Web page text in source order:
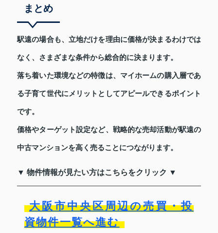
まとめ
駅遠の場合も、立地だけを理由に価格が決まるわけでは
なく、さまざまな条件から総合的に決まります。
落ち着いた環境などの特徴は、マイホームの購入層であ
る子育て世代にメリットとしてアピールできるポイント
です。
価格やターゲット設定など、戦略的な売却活動が駅遠の
中古マンションを高く売ることにつながります。
▼ 物件情報が見たい方はこちらをクリック ▼
大阪市中央区周辺の売買・投
資物件一覧へ進む